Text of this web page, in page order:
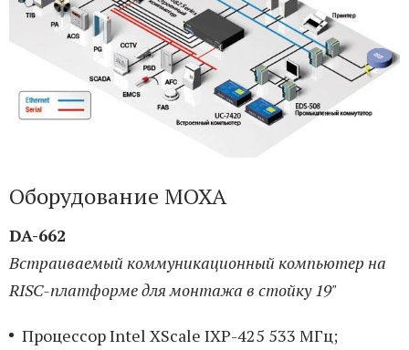
Оборудование MOXA
DA-662
Встраиваемый коммуникационный компьютер на
RISC-платформе для монтажа в стойку 19"
Процессор Intel XScale IXP-425 533 МГц;